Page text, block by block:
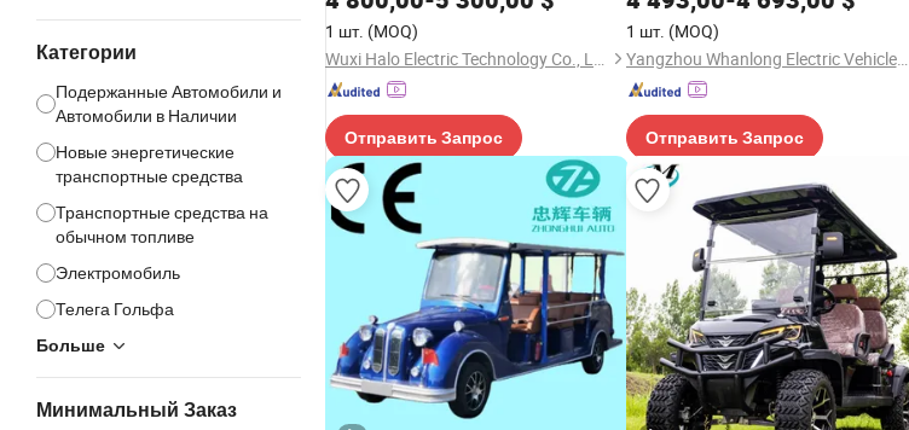
Категории
Подержанные Автомобили и
Автомобили в Наличии
Новые энергетические
транспортные средства
Транспортные средства на
обычном топливе
Электромобиль
Телега Гольфа
Больше
Минимальный Заказ
для сидений
1 шт. (MOQ)
Wuxi Halo Electric Technology Co., Ltd.
Отправить Запрос
Гольф-Багги Гольф-Машина
1 шт. (MOQ)
Yangzhou Whanlong Electric Vehicle Co., Ltd.
Отправить Запрос